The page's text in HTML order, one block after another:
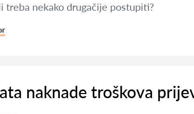
treba nekako drugačije postupiti?
naknade troškova